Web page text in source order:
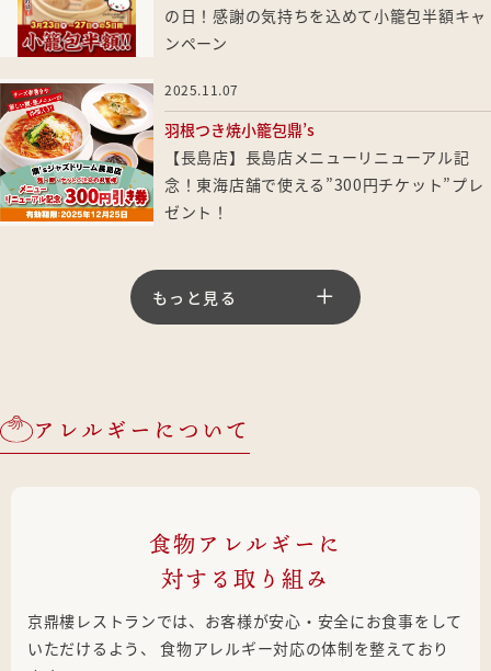
の日！感謝の気持ちを込めて小籠包半額キャ
ンペーン
2025.11.07
羽根つき焼小籠包鼎’s
【長島店】長島店メニューリニューアル記
念！東海店舗で使える”300円チケット”プレ
ゼント！
もっと見る
アレルギーについて
食物アレルギーに
対する取り組み
京鼎樓レストランでは、お客様が安心・安全にお食事をして
いただけるよう、
食物アレルギー対応の体制を整えており